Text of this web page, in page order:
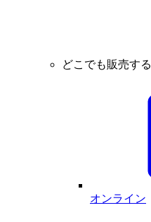
どこでも販売する
オンライン